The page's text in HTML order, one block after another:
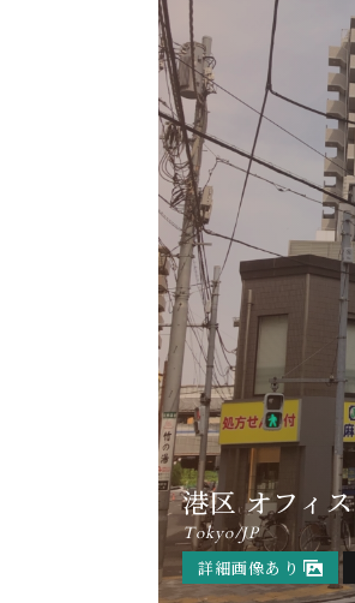
港区 オフィス
Tokyo/JP
詳細画像あり